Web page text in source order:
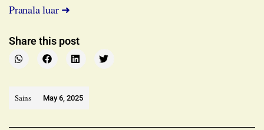
Pranala luar ➜
Share this post
Sains May 6, 2025